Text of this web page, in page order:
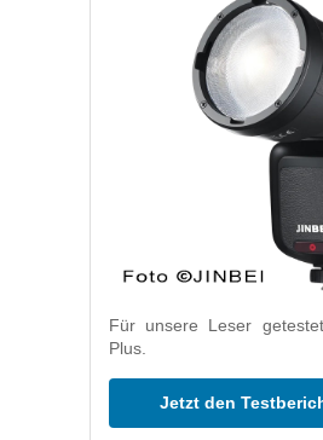
Für unsere Leser
Plus.
Jetzt den